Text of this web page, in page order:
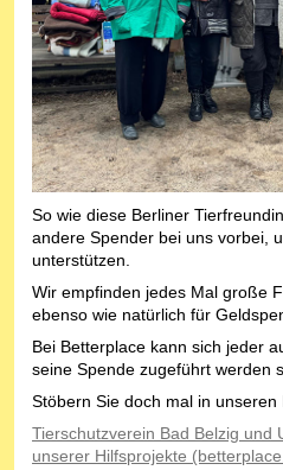
So wie diese Berliner
andere Spender bei uns vorbei,
unterstützen.
Wir empfinden jedes Mal große
ebenso wie natürlich für
Bei Betterplace kann sich jeder
seine Spende zugeführt werden
Stöbern Sie doch mal in unseren
Tierschutzverein Bad Belzig und
unserer Hilfsprojekte